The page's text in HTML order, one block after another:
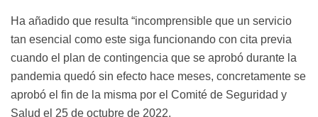
Ha añadido que resulta “incomprensible que un servicio
tan esencial como este siga funcionando con cita previa
cuando el plan de contingencia que se aprobó durante la
pandemia quedó sin efecto hace meses, concretamente se
aprobó el fin de la misma por el Comité de Seguridad y
Salud el 25 de octubre de 2022.